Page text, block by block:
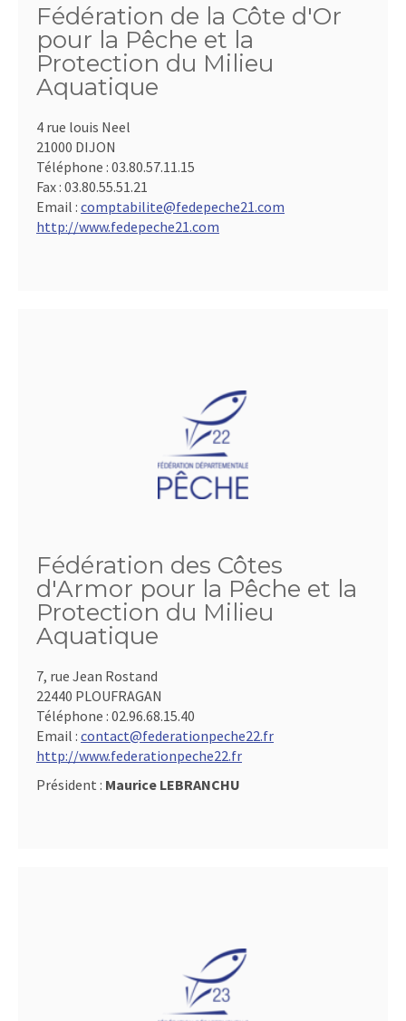
Fédération de la Côte d'Or
pour la Pêche et la
Protection du Milieu
Aquatique
4 rue louis Neel
21000 DIJON
Téléphone : 03.80.57.11.15
Fax : 03.80.55.51.21
Email : comptabilite@fedepeche21.com
http://www.fedepeche21.com
Fédération des Côtes
d'Armor pour la Pêche et la
Protection du Milieu
Aquatique
7, rue Jean Rostand
22440 PLOUFRAGAN
Téléphone : 02.96.68.15.40
Email : contact@federationpeche22.fr
http://www.federationpeche22.fr
Président : Maurice LEBRANCHU